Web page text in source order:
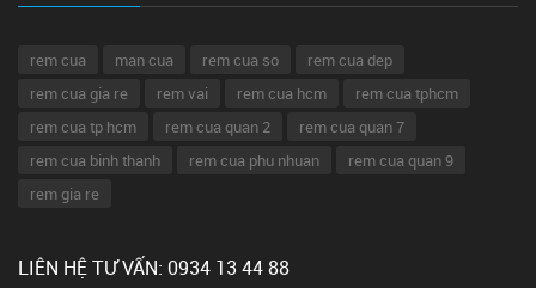
rem cua man cua rem cua so
rem cua dep
rem cua gia re
rem vai rem cua hcm
rem cua tphcm
rem cua tp hcm
rem cua quan 2
rem cua quan 7
rem cua binh thanh
rem cua phu nhuan
rem cua quan 9
rem gia re
LIÊN HỆ TƯ VẤN: 0934 13 44 88